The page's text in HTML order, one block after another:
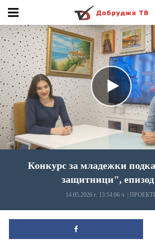
Конкурс за младежки
защитници", епизод
14.05.2026 г. 13:54:06 ч.